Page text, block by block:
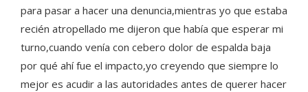
para pasar a hacer una denuncia,mientras yo que estaba
recién atropellado me dijeron que había que esperar mi
turno,cuando venía con cebero dolor de espalda baja
por qué ahí fue el impacto,yo creyendo que siempre lo
mejor es acudir a las autoridades antes de querer hacer